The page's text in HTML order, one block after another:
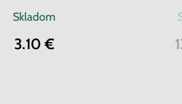
Skladom
3.10 €